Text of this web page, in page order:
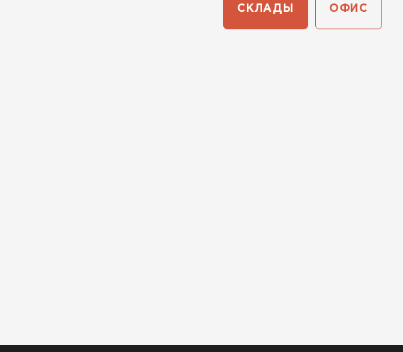
СКЛАДЫ ОФИС